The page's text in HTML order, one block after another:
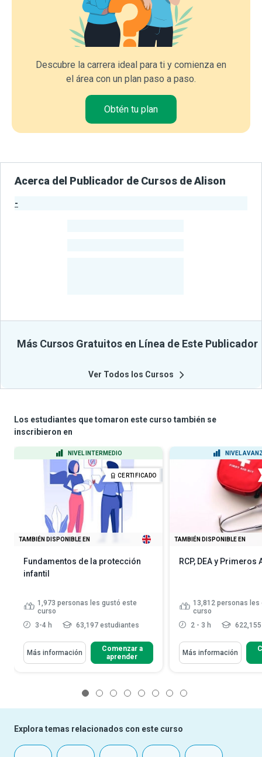
Descubre la carrera ideal para ti y comienza en
el área con un plan paso a paso.
Obtén tu plan
Acerca del Publicador de Cursos de Alison
-
Más Cursos Gratuitos en Línea de Este Publicador
Ver Todos los Cursos
Los estudiantes que tomaron este curso también se
inscribieron en
NIVEL INTERMEDIO
CERTIFICADO
TAMBIÉN DISPONIBLE EN
Fundamentos de la protección
infantil
1,973 personas les gustó este
curso
3-4 h
63,197 estudiantes
Más información
Comenzar a
aprender
NIVEL
TAMBIÉN DISPONIBLE EN
RCP, DEA y Primeros
13,812 personas les
curso
2 - 3 h
Más información
Explora temas relacionados con este curso